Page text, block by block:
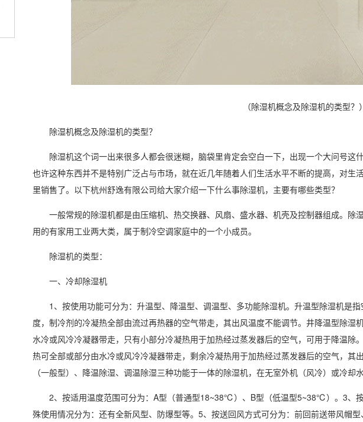
（除湿机概念及除湿机的类型？）
除湿机概念及除湿机的类型？
除湿机这个词一出来很多人都会很迷糊，脑袋里肯定会空白一下，出现一个大问号这
也许这种东西并不是特别广泛占与市场，就在近几年随着人们生活水平不断的提高，对生
里销售了。以下杭州舒逸有限公司给大家介绍一下什么事除湿机，主要有哪些类型？
一般常规的除湿机都是由压缩机、热交换器、风扇、盛水器、机壳及控制器组成。除湿
用的有家用工业两大类，属于制冷空调家庭中的一个小成员。
除湿机的类型：
一、冷却除湿机
1、按使用功能可分为：升温型、降温型、调温型、 多功能除湿机。 升温型除湿机是指
度，制冷剂的冷凝热全部由流过再热器的空气带走，其出风温度不能调节。井降温型除
水冷或风冷冷凝器带走，只有小部分冷凝热用于加热经过蒸发器后的空气，可用于降温除。
热可全部或部分由水冷或风冷冷凝器带走，剩余冷凝热用于加热经过蒸发器后的空气，其
（一般型）、降温除湿、调温除湿三种功能于一体的除湿机，在无室外机（风冷）或冷却
2、按适用温度范围可分为：A型（普通型18~38℃）、B型（低温型5~38℃）。3、按
殊使用情况分为：还有全新风型、防爆型等。5、按送回风方式可分为：前回前送带风帽